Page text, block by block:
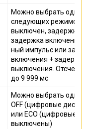
Можно выбрать один
следующих режимов:
выключен, задержка
задержка включения,
ный импульс или
включения + задержка
выключения. Отсчет
до 9 999 мс
Можно выбрать один
OFF (цифровые
или ECO (цифровые
выключены)